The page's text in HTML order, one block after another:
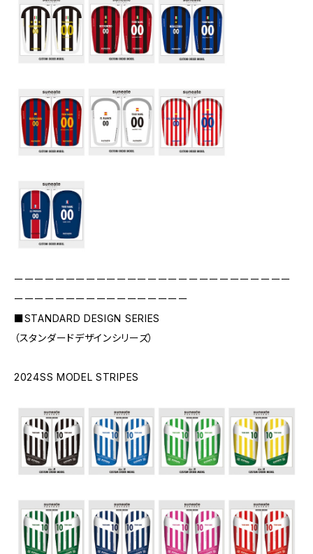
ーーーーーーーーーーーーーーーーーーーーーーーーーーー
ーーーーーーーーーーーーーーーーー
■STANDARD DESIGN SERIES
（スタンダードデザインシリーズ）
2024SS MODEL STRIPES